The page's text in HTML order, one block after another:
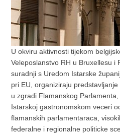
U okviru aktivnosti tijekom
Veleposlanstvo RH u Bruxellesu i
suradnji s Uredom Istarske
pri EU, organiziraju
u zgradi Flamanskog
Istarskoj gastronomskom veceri
flamanskih parlamentaraca,
federalne i regionalne politicke